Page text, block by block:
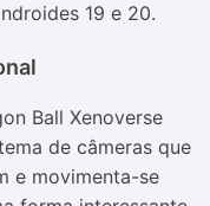
19 e 20.
Ball Xenoverse
de câmeras que
e movimenta-se